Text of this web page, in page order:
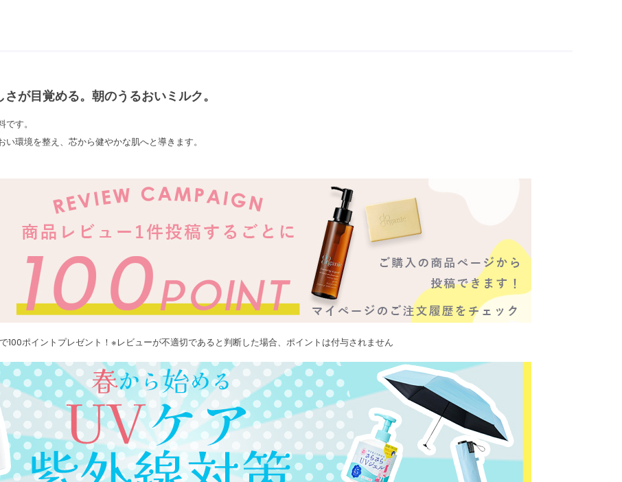
が目覚める。朝のうるおいミルク。
す。
環境を整え、芯から健やかな肌へと導きます。
100ポイントプレゼント！※レビューが不適切であると判断した場合、ポイントは付与されません